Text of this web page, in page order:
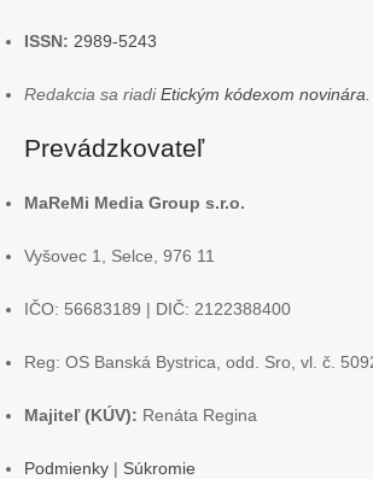
ISSN: 2989-5243
Redakcia sa riadiEtickým kódexom novinára
Prevádzkovateľ
MaReMi Media Group s.r.o.
Vyšovec 1, Selce, 976 11
IČO: 56683189 | DIČ: 2122388400
Reg: OS Banská Bystrica, odd. Sro, vl. č.
Majiteľ (KÚV): Renáta Regina
Podmienky | Súkromie